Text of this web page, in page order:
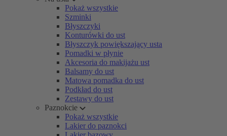
Pokaż wszystkie
Szminki
Błyszczyki
Konturówki do ust
Błyszczyk powiększający usta
Pomadki w płynie
Akcesoria do makijażu ust
Balsamy do ust
Matowa pomadka do ust
Podkład do ust
Zestawy do ust
Paznokcie
Pokaż wszystkie
Lakier do paznokci